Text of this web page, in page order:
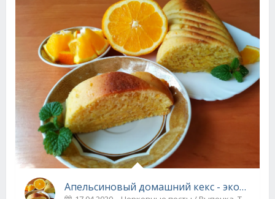
Апельсиновый домашний кекс - экономная постная выпечка